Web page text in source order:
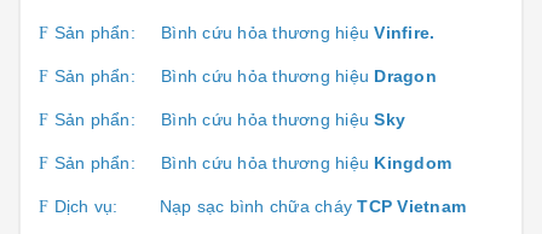
F Sản phẩn: Bình cứu hỏa thương hiệuVinfire.
F Sản phẩn: Bình cứu hỏa thương hiệu Dragon
F Sản phẩn: Bình cứu hỏa thương hiệuSky
F Sản phẩn: Bình cứu hỏa thương hiệu Kingdom
F Dịch vụ: Nạp sạc bình chữa cháyTCP Vietnam